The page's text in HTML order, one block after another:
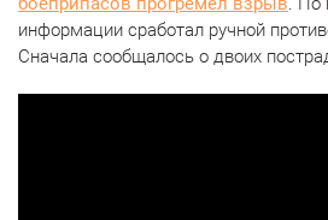
информации сработал ручной
Сначала сообщалось о двоих